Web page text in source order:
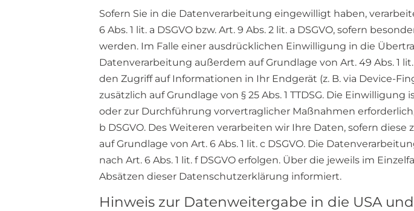
Sofern Sie in die Datenverarbeitung eingewilligt haben,
6 Abs. 1 lit. a DSGVO bzw. Art. 9 Abs. 2 lit. a DSGVO, sofern
werden. Im Falle einer ausdrücklichen Einwilligung in die
Datenverarbeitung außerdem auf Grundlage von Art. 49 Abs. 1
den Zugriff auf Informationen in Ihr Endgerät (z. B. via Device-
zusätzlich auf Grundlage von § 25 Abs. 1 TTDSG. Die
oder zur Durchführung vorvertraglicher Maßnahmen
b DSGVO. Des Weiteren verarbeiten wir Ihre Daten, sofern
auf Grundlage von Art. 6 Abs. 1 lit. c DSGVO. Die
nach Art. 6 Abs. 1 lit. f DSGVO erfolgen. Über die jeweils im
Absätzen dieser Datenschutzerklärung informiert.
Hinweis zur Datenweitergabe in die USA